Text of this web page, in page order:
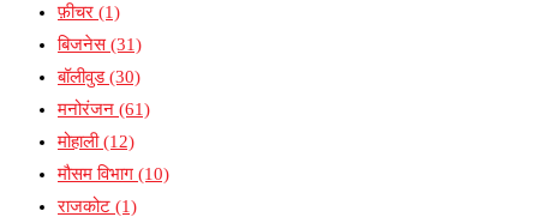
फ़ीचर (1)
बिजनेस(31)
बॉलीवुड(30)
मनोरंजन (61)
मोहाली(12)
मौसम विभाग (10)
राजकोट (1)